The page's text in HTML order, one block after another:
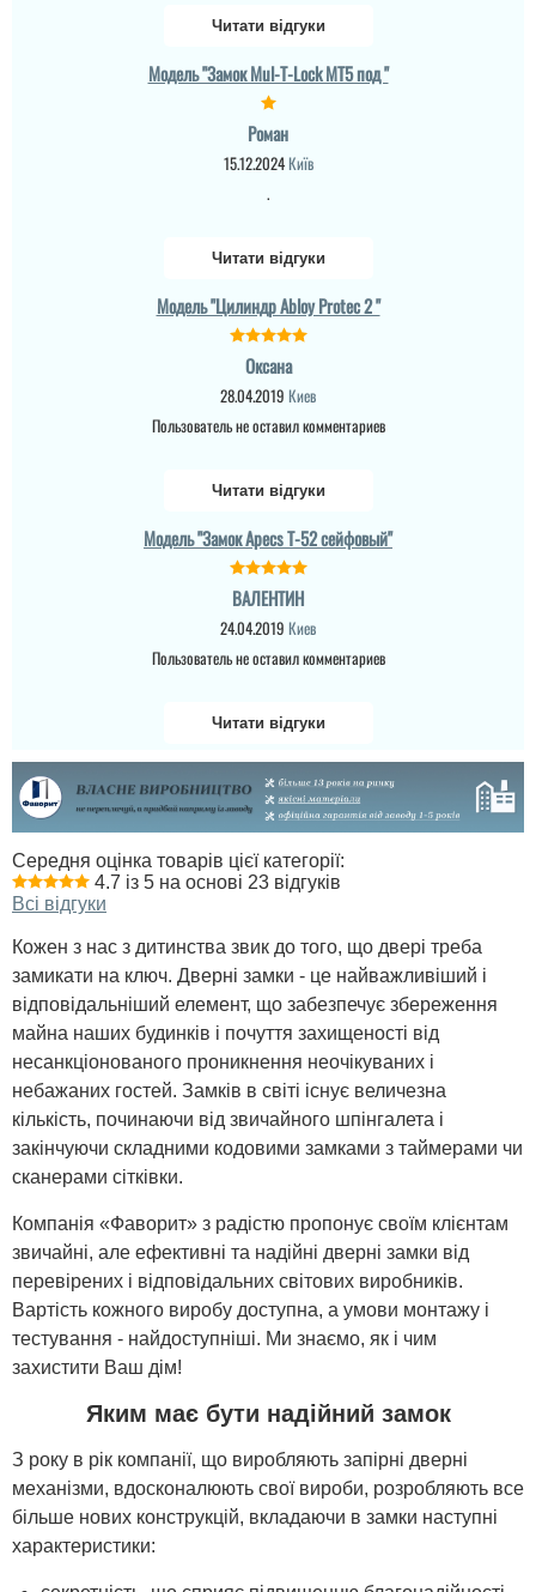
Читати відгуки
Модель "Замок Mul-T-Lock MT5 под "
Роман
15.12.2024Київ
.
Читати відгуки
Модель "Цилиндр Abloy Protec 2 "
Оксана
28.04.2019 Киев
Пользователь не оставил комментариев
Читати відгуки
Модель "Замок Apecs T-52 сейфовый"
ВАЛЕНТИН
24.04.2019 Киев
Пользователь не оставил комментариев
Читати відгуки
Середня оцінка товарів цієї категорії:
4.7 із 5 на основі 23 відгуків
Всі відгуки
Кожен з нас з дитинства звик до того, що двері треба
замикати на ключ. Дверні замки - це найважливіший і
відповідальніший елемент, що забезпечує збереження
майна наших будинків і почуття захищеності від
несанкціонованого проникнення неочікуваних і
небажаних гостей. Замків в світі існує величезна
кількість, починаючи від звичайного шпінгалета і
закінчуючи складними кодовими замками з таймерами чи
сканерами сітківки.
Компанія «Фаворит» з радістю пропонує своїм клієнтам
звичайні, але ефективні та надійні дверні замки від
перевірених і відповідальних світових виробників.
Вартість кожного виробу доступна, а умови монтажу і
тестування - найдоступніші. Ми знаємо, як і чим
захистити Ваш дім!
Яким має бути надійний замок
З року в рік компанії, що виробляють запірні дверні
механізми, вдосконалюють свої вироби, розробляють все
більше нових конструкцій, вкладаючи в замки наступні
характеристики: